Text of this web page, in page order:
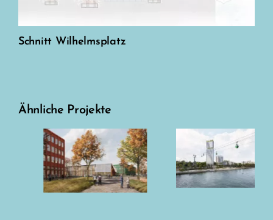
Schnitt Wilhelmsplatz
Ähnliche Projekte
KiTa Piccolino,
Schornsheim
Tor zur Literatur,
Marbach